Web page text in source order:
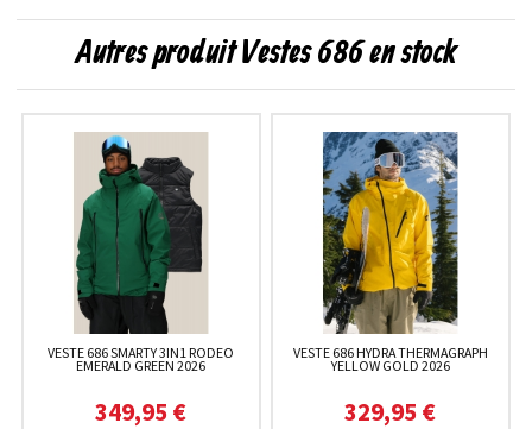
Autres produit Vestes 686 en stock
VESTE 686 SMARTY 3IN1 RODEO
EMERALD GREEN 2026
349,95 €
VESTE 686 HYDRA THERMAGRAPH
YELLOW GOLD 2026
329,95 €